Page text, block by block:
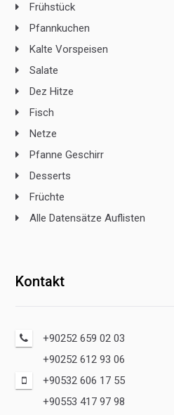
Frühstück
Pfannkuchen
Kalte Vorspeisen
Salate
Dez Hitze
Fisch
Netze
Pfanne Geschirr
Desserts
Früchte
Alle Datensätze Auflisten
Kontakt
+90252 659 02 03
+90252 612 93 06
+90532 606 17 55
+90553 417 97 98